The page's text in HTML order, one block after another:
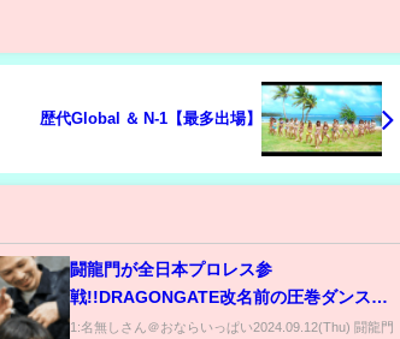
歴代Global ＆ N-1【最多出場】
闘龍門が全日本プロレス参
戦!!DRAGONGATE改名前の圧巻ダンスと
ルチャ殺法に会場大興奮《2002/8/31》全日
1:名無しさん＠おならいっぱい2024.09.12(Thu) 闘龍門